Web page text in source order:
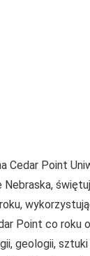
Cedar Point
Nebraska,
Point co roku
geologii,